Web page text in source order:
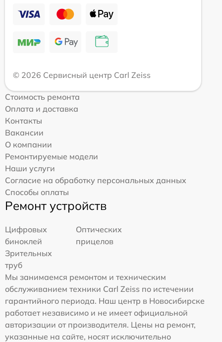
© 2026 Сервисный центр Carl Zeiss
Стоимость ремонта
Оплата и доставка
Контакты
Вакансии
О компании
Ремонтируемые модели
Наши услуги
Согласие на обработку персональных данных
Способы оплаты
Ремонт устройств
Цифровых
биноклей
Оптических
прицелов
Зрительных
труб
Мы занимаемся ремонтом и техническим
обслуживанием техники Carl Zeiss по истечении
гарантийного периода. Наш центр в Новосибирске
работает независимо и не имеет официальной
авторизации от производителя. Цены на ремонт,
указанные на сайте, носят исключительно